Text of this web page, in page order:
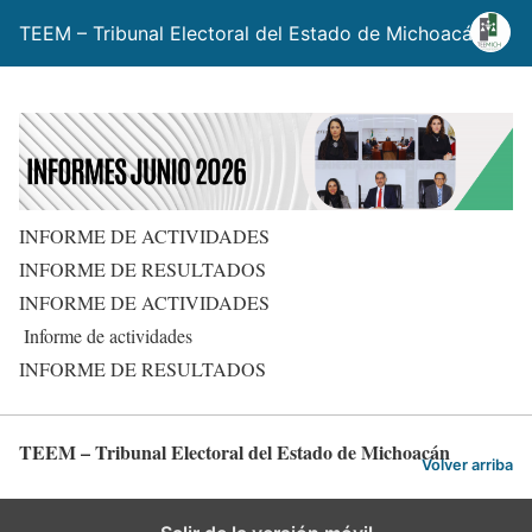
TEEM – Tribunal Electoral del Estado de Michoacán
INFORME DE ACTIVIDADES
INFORME DE RESULTADOS
INFORME DE ACTIVIDADES
Informe de actividades
INFORME DE RESULTADOS
TEEM – Tribunal Electoral del Estado de MichoacánVolver arriba